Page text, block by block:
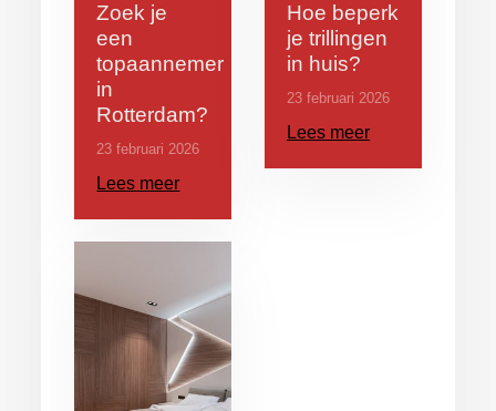
Zoek je
een
topaannemer
in
Rotterdam?
23 februari 2026
Lees meer
Hoe beperk
je trillingen
in huis?
23 februari 2026
Lees meer